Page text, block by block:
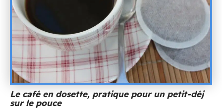
Le café en dosette, pratique pour un petit-déj
sur le pouce